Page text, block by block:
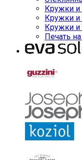
Кружки и
Кружки и
Кружки и
Печать